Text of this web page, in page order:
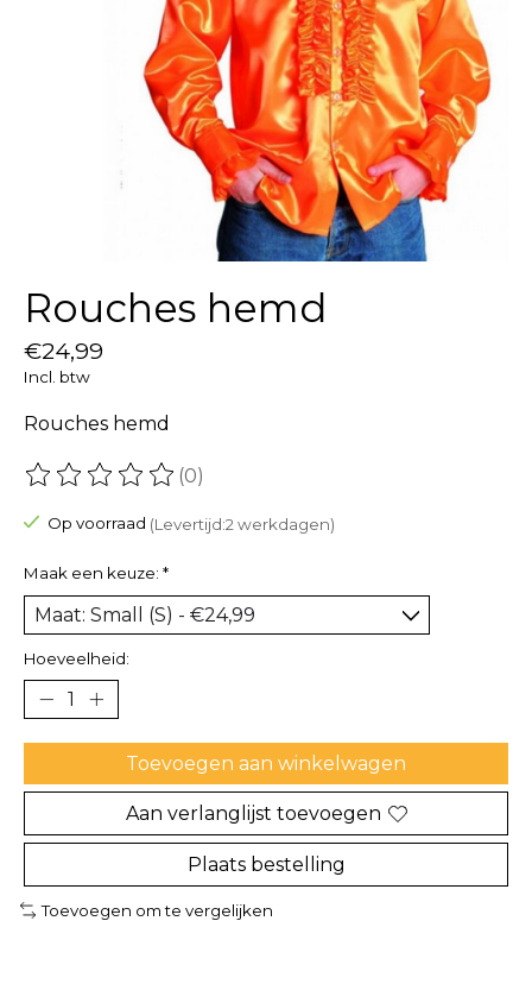
Rouches hemd
€24,99
Incl. btw
Rouches hemd
De beoordeling van dit product is
(0)
Op voorraad (Levertijd:2 werkdagen)
Maak een keuze: *
Hoeveelheid:
Toevoegen aan winkelwagen
Aan verlanglijst toevoegen
Plaats bestelling
Toevoegen om te vergelijken